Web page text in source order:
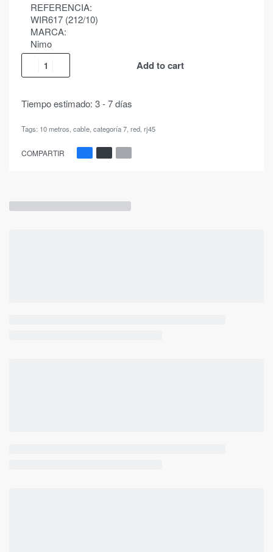
REFERENCIA:
WIR617 (212/10)
MARCA:
Nimo
Add to cart
Tiempo estimado: 3 - 7 días
Tags: 10 metros, cable, categoría 7, red, rj45
COMPARTIR